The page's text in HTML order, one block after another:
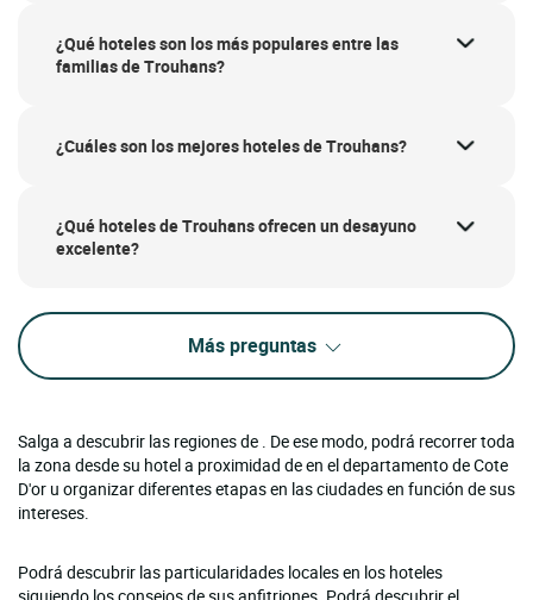
¿Qué hoteles son los más populares entre las
familias de Trouhans?
¿Cuáles son los mejores hoteles de Trouhans?
¿Qué hoteles de Trouhans ofrecen un desayuno
excelente?
Más preguntas
Salga a descubrir las regiones de . De ese modo, podrá recorrer toda
la zona desde su hotel a proximidad de en el departamento de Cote
D'or u organizar diferentes etapas en las ciudades en función de sus
intereses.
Podrá descubrir las particularidades locales en los hoteles